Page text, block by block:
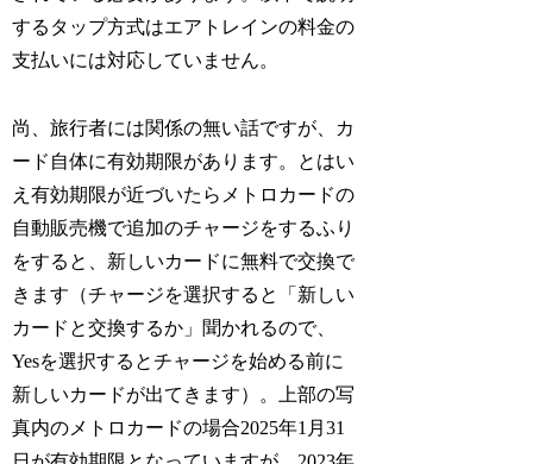
するタップ方式はエアトレインの料金の
支払いには対応していません。
尚、旅行者には関係の無い話ですが、カ
ード自体に有効期限があります。とはい
え有効期限が近づいたらメトロカードの
自動販売機で追加のチャージをするふり
をすると、新しいカードに無料で交換で
きます（チャージを選択すると「新しい
カードと交換するか」聞かれるので、
Yesを選択するとチャージを始める前に
新しいカードが出てきます）。上部の写
真内のメトロカードの場合2025年1月31